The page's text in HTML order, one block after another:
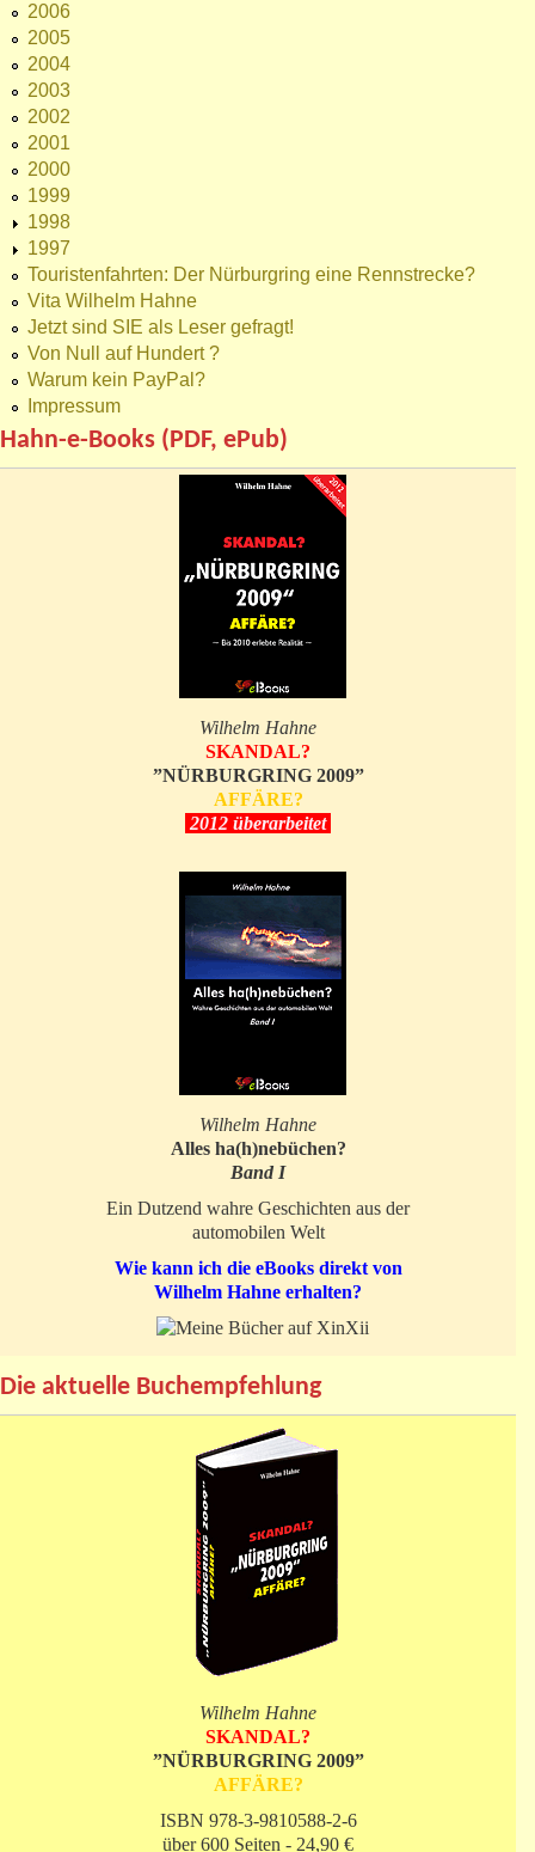
2006
2005
2004
2003
2002
2001
2000
1999
1998
1997
Touristenfahrten: Der Nürburgring eine Rennstrecke?
Vita Wilhelm Hahne
Jetzt sind SIE als Leser gefragt!
Von Null auf Hundert ?
Warum kein PayPal?
Impressum
Hahn-e-Books (PDF, ePub)
Wilhelm Hahne
SKANDAL?
”NÜRBURGRING 2009”
AFFÄRE?
2012 überarbeitet
Wilhelm Hahne
Alles ha(h)nebüchen?
Band I
Ein Dutzend wahre Geschichten aus der
automobilen Welt
Wie kann ich die eBooks direkt von
Wilhelm Hahne erhalten?
Die aktuelle Buchempfehlung
Wilhelm Hahne
SKANDAL?
”NÜRBURGRING 2009”
AFFÄRE?
ISBN 978-3-9810588-2-6
über 600 Seiten - 24,90 €